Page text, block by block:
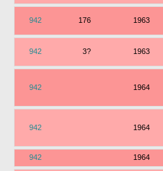
942 176 1963
942 3? 1963
942 1964
942 1964
942 1964